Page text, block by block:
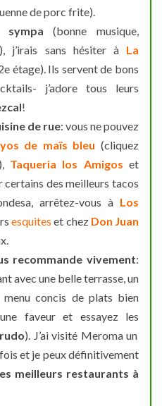
de porc frite).
sympa(bonne musique,
j’irais sans hésiter à La
étage). Ils servent de bons
j’adore tous leurs
!
de rue: vous ne pouvez
de maïs bleu (cliquez
Taqueria los Amigos et
certains des meilleurs tacos
arrêtez-vous à Los
esquites et chez Don Juan
recommande vivement:
avec une belle terrasse, un
concis de plats bien
faveur et essayez les
). J’ai visité Meroma un
et je peux définitivement
meilleurs restaurants à